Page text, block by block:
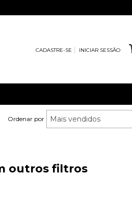
CADASTRE-SE INICIAR SESSÃO
Ordenar por
outros filtros